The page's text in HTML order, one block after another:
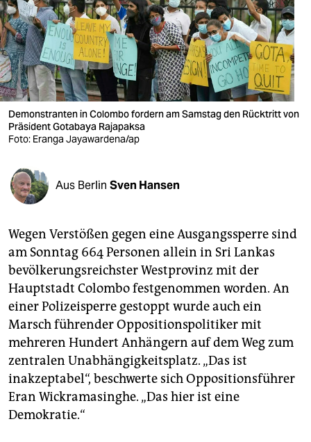
nord
wahrheit
verlag
verlag
veranstaltungen
fragen & hilfe
abo
genossenschaft
epaper login
Demonstranten in Colombo fordern am Samstag den Rücktritt von
Präsident Gotabaya Rajapaksa
Foto: Eranga Jayawardena/ap
Aus Berlin Sven Hansen
Wegen Verstößen gegen eine Ausgangssperre sind
am Sonntag 664 Personen allein in Sri Lankas
bevölkerungsreichster Westprovinz mit der
Hauptstadt Colombo festgenommen worden. An
einer Polizeisperre gestoppt wurde auch ein
Marsch führender Oppositionspolitiker mit
mehreren Hundert Anhängern auf dem Weg zum
zentralen Unabhängigkeitsplatz. „Das ist
inakzeptabel“, beschwerte sich Oppositionsführer
Eran Wickramasinghe. „Das hier ist eine
Demokratie.“